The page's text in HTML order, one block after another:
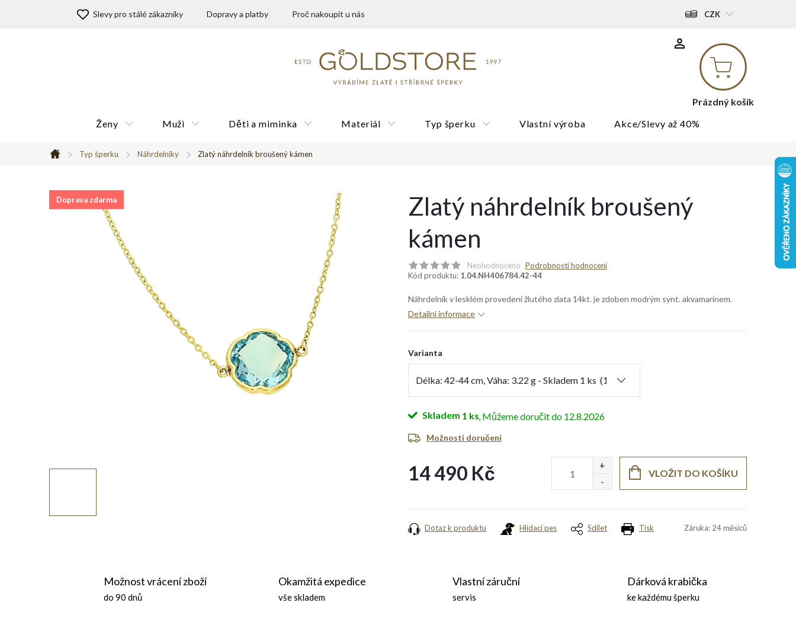
Slevy pro stálé zákazníky Dopravy a platby Proč nakoupit u nás CZK
Nákupní
košík
Prázdný košík
Ženy
Muži Děti a miminka Materiál Typ šperku Vlastní výroba Akce/Slevy až 40%
Domů
Typ šperku Náhrdelníky Zlatý náhrdelník broušený kámen
Doprava zdarma
Zlatý náhrdelník broušený
kámen
Neohodnoceno Podrobnosti hodnocení
Kód produktu: 1.04.NH406784.42-44
Náhrdelník v lesklém provedení žlutého zlata 14kt. je zdoben modrým synt. akvamarínem.
Detailní informace
Varianta
Skladem 1 ks 12.8.2026
Možnosti doručení
14 490 Kč VLOŽIT DO KOŠÍKU
Tisk
Dotaz k produktu Hlídací pes Sdílet Záruka: 24 měsíců
Dárková krabička
ke každému šperku
Možnost vrácení zboží
do 90 dnů
Okamžitá expedice
vše skladem
Vlastní záruční
servis